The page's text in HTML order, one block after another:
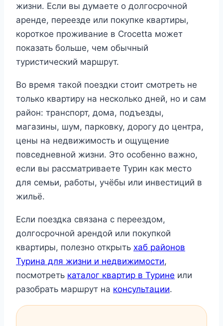
жизни. Если вы думаете о долгосрочной
аренде, переезде или покупке квартиры,
короткое проживание в Crocetta может
показать больше, чем обычный
туристический маршрут.
Во время такой поездки стоит смотреть не
только квартиру на несколько дней, но и сам
район: транспорт, дома, подъезды,
магазины, шум, парковку, дорогу до центра,
цены на недвижимость и ощущение
повседневной жизни. Это особенно важно,
если вы рассматриваете Турин как место
для семьи, работы, учёбы или инвестиций в
жильё.
Если поездка связана с переездом,
долгосрочной арендой или покупкой
квартиры, полезно открыть хаб районов
Турина для жизни и недвижимости,
посмотреть каталог квартир в Турине или
разобрать маршрут на консультации.